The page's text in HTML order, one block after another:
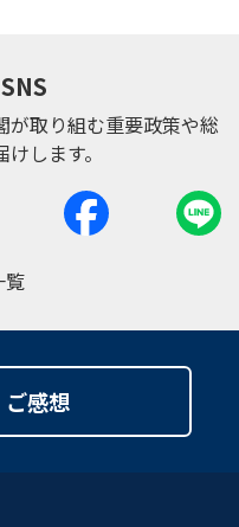
が取り組む重要政策や総
します。
覧
ご感想